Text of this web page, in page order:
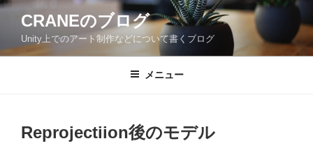
コ
ン
CRANEのブログ
Unity上でのアート制作などについて書くブログ
メニュー
Reprojectiion後のモデル